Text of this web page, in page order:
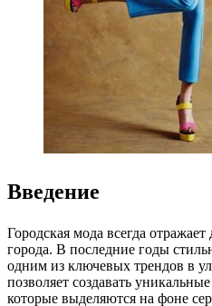
Введение
Городская мода всегда
города. В последние годы
одним из ключевых трендов в
позволяет создавать
которые выделяются на фоне